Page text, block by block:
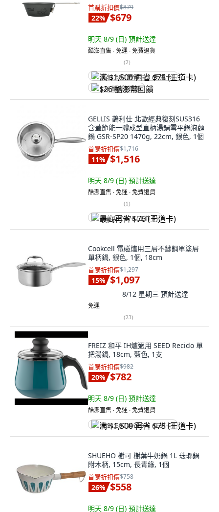
首購折扣價$879
22% $679
明天 8/9 (日) 預計送達
酷澎直售 ∙ 免運 ∙ 免費退貨
(2)
满 $1,500 再省 $75 (王道卡)
$26 酷澎幣回饋
GELLIS 鵲利仕 北歐經典復刻SUS316
含蓋節能一體成型直柄湯鍋雪平鍋泡麵
鍋 GSR-SP20 1470g, 22cm, 銀色, 1個
首購折扣價$1,716
11% $1,516
明天 8/9 (日) 預計送達
酷澎直售 ∙ 免運 ∙ 免費退貨
(1)
最高再省 $76 (王道卡)
Cookcell 電磁爐用三層不鏽鋼單塗層
單柄鍋, 銀色, 1個, 18cm
首購折扣價$1,297
15% $1,097
8/12 星期三 預計送達
免運
(23)
FREIZ 和平 IH爐適用 SEED Recido 單
把湯鍋, 18cm, 藍色, 1支
首購折扣價$982
20% $782
明天 8/9 (日) 預計送達
酷澎直售 ∙ 免運 ∙ 免費退貨
满 $1,500 再省 $75 (王道卡)
SHUEHO 樹可 樹葉牛奶鍋 1L 琺瑯鍋
附木柄, 15cm, 長青綠, 1個
首購折扣價$758
26% $558
明天 8/9 (日) 預計送達